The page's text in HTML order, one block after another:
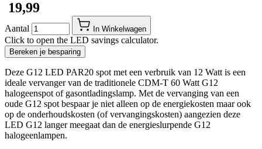
​ 19,99
Aantal In Winkelwagen
Click to open the LED savings calculator.
Bereken je besparing
Deze G12 LED PAR20 spot met een verbruik van 12 Watt is een
ideale vervanger van de traditionele CDM-T 60 Watt G12
halogeenspot of gasontladingslamp. Met de vervanging van een
oude G12 spot bespaar je niet alleen op de energiekosten maar ook
op de onderhoudskosten (of vervangingskosten) aangezien deze
LED G12 langer meegaat dan de energieslurpende G12
halogeenlampen.